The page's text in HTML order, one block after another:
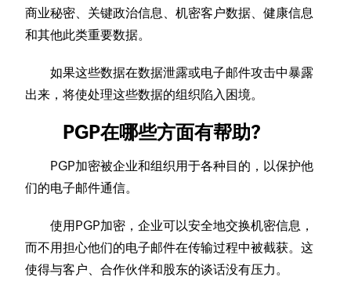
商业秘密、关键政治信息、机密客户数据、健康信息
和其他此类重要数据。
如果这些数据在数据泄露或电子邮件攻击中暴露
出来，将使处理这些数据的组织陷入困境。
PGP在哪些方面有帮助?
PGP加密被企业和组织用于各种目的，以保护他
们的电子邮件通信。
使用PGP加密，企业可以安全地交换机密信息，
而不用担心他们的电子邮件在传输过程中被截获。这
使得与客户、合作伙伴和股东的谈话没有压力。